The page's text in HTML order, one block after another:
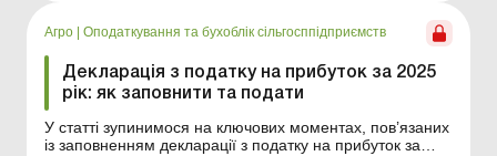
Агро | Оподаткування та бухоблік сільгосппідприємств
Декларація з податку на прибуток за 2025
рік: як заповнити та подати
У статті зупинимося на ключових моментах, пов’язаних
із заповненням декларації з податку на прибуток за